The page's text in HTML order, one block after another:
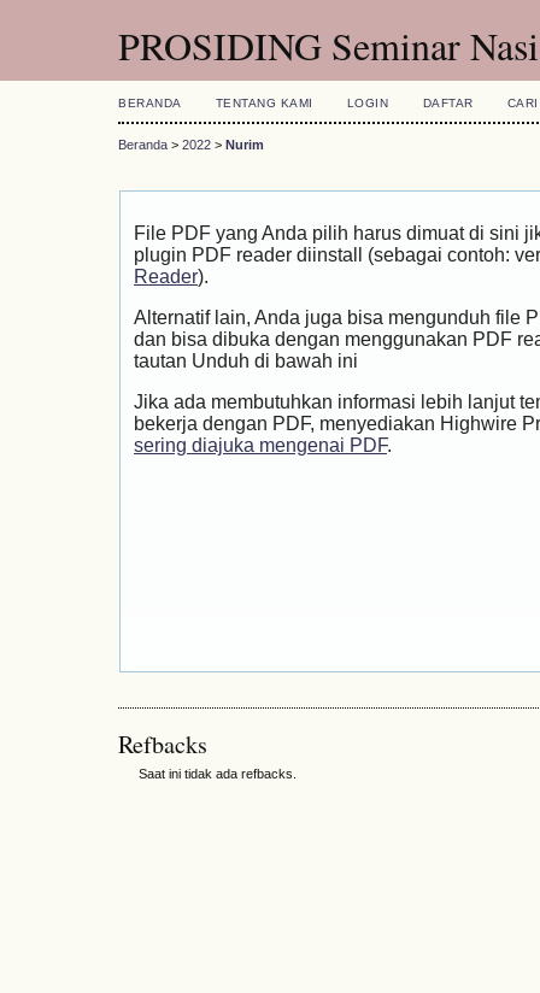
PROSIDING Seminar
BERANDA TENTANG KAMI LOGIN DAFTAR CARI
Beranda > 2022 > Nurim
File PDF yang Anda pilih harus dimuat di sini
plugin PDF reader diinstall (sebagai contoh:
Reader).
Alternatif lain, Anda juga bisa mengunduh file
dan bisa dibuka dengan menggunakan PDF
tautan Unduh di bawah ini
Jika ada membutuhkan informasi lebih lanjut
bekerja dengan PDF, menyediakan Highwire
sering diajuka mengenai PDF.
Refbacks
Saat ini tidak ada refbacks.